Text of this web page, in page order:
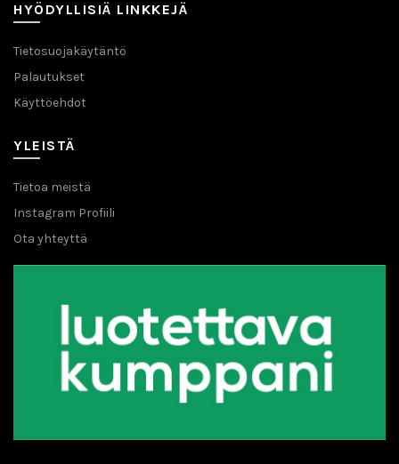
HYÖDYLLISIÄ LINKKEJÄ
Tietosuojakäytäntö
Palautukset
Käyttöehdot
YLEISTÄ
Tietoa meistä
Instagram Profiili
Ota yhteyttä